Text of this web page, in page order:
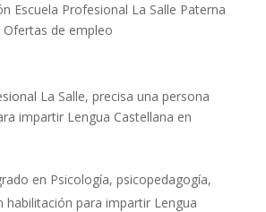
Escuela Profesional La Salle Paterna
Ofertas de empleo
La Salle, precisa una persona
impartir Lengua Castellana en
en Psicología, psicopedagogía,
habilitación para impartir Lengua